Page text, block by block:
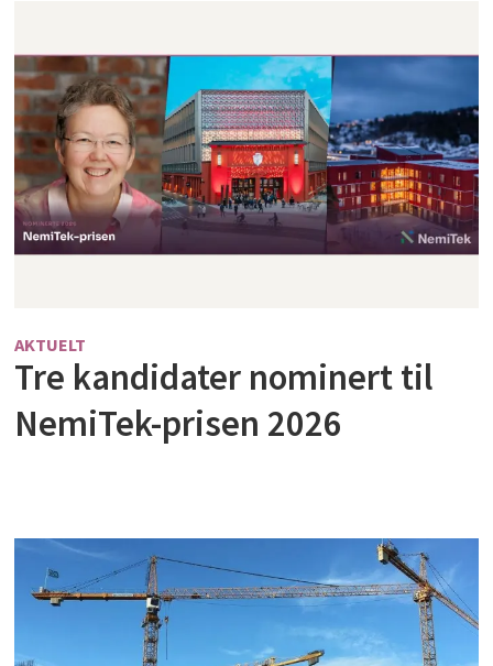
AKTUELT
Tre kandidater nominert til
NemiTek-prisen 2026